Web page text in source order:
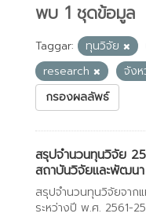
พบ 1 ชุดข้อมูล
Taggar: ทุนวิจัย
research
จังห
กรองผลลัพธ์
สรุปจำนวนทุนวิจัย
สถาบันวิจัยและพัฒนา
สรุปจำนวนทุนวิจัยจาก
ระหว่างปี พ.ศ. 2561-